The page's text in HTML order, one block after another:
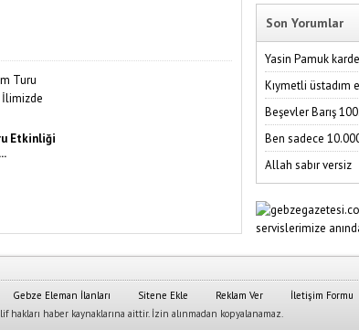
Etkinliği
Son Yorumlar
Yasin Pamuk
Kıymetli üstadım
Beşevler Barış
Ben sadece
Allah sabır versiz
Gebze Eleman İlanları Sitene Ekle Reklam Ver
İletişim Formu
haber kaynaklarına aittir. İzin alınmadan kopyalanamaz.